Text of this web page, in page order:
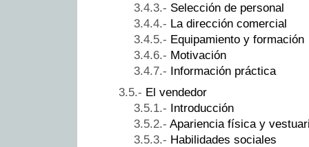
Selección de personal
La dirección comercial
Equipamiento y formación
Motivación
Información práctica
El vendedor
Introducción
Apariencia física y
Habilidades sociales